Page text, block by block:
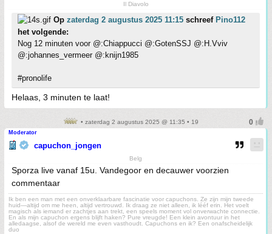
Il Diavolo
Op zaterdag 2 augustus 2025 11:15 schreef Pino112
het volgende:
Nog 12 minuten voor @:Chiappucci @:GotenSSJ @:H.Vviv
@:johannes_vermeer @:knijn1985
#pronolife
Helaas, 3 minuten te laat!
• zaterdag 2 augustus 2025 @ 11:35 • 19
Moderator
capuchon_jongen
Belg
Sporza live vanaf 15u. Vandegoor en decauwer voorzien
commentaar
Ik ben een man met een onverklaarbare fascinatie voor capuchons. Ze zijn mijn tweede
huid—altijd om me heen, altijd vertrouwd. Ik draag ze niet alleen, ik lééf erin. Het voelt
magisch als iemand er zachtjes aan trekt, een speels moment vol onverwachte connectie.
En als mijn capuchon ergens blijft haken? Pure vreugde! Een klein avontuur in het
alledaagse, alsof de wereld me even vasthoudt. Capuchons en ik? Een onafscheidelijk
duo